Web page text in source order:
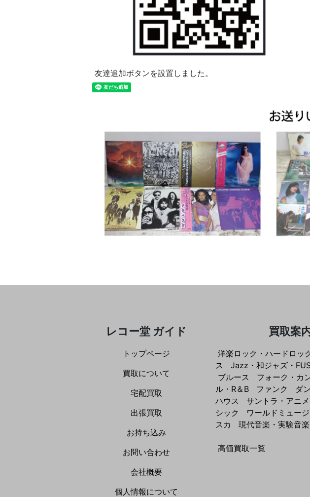
友達追加ボタンを設置しました。
レコー堂 ガイド
トップページ
買取について
宅配買取
出張買取
お持ち込み
お問い合わせ
会社概要
個人情報について
買取案
洋楽ロック・ハードロッ
ス
Jazz・和ジャズ・
ブルース
フォーク・カ
ル・R＆B
ファンク
ダ
ハウス
サントラ・アニメ
シック
ワールドミュー
スカ
現代音楽・実験音楽
高価買取一覧